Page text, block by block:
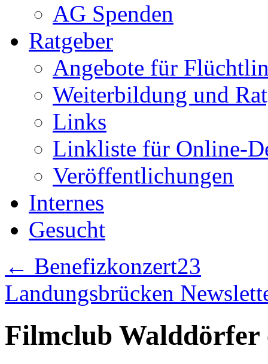
AG Spenden
Ratgeber
Angebote für
Weiterbildung und
Links
Linkliste für Online-
Veröffentlichungen
Internes
Gesucht
← Benefizkonzert23
Landungsbrücken
Filmclub Walddörfer